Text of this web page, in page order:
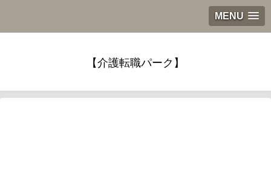
MENU
【介護転職パーク】